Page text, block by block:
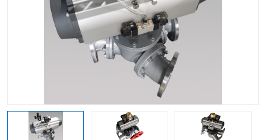
粉体转向阀 Y型球阀
气动球阀
Y型分路阀
粉体分路阀